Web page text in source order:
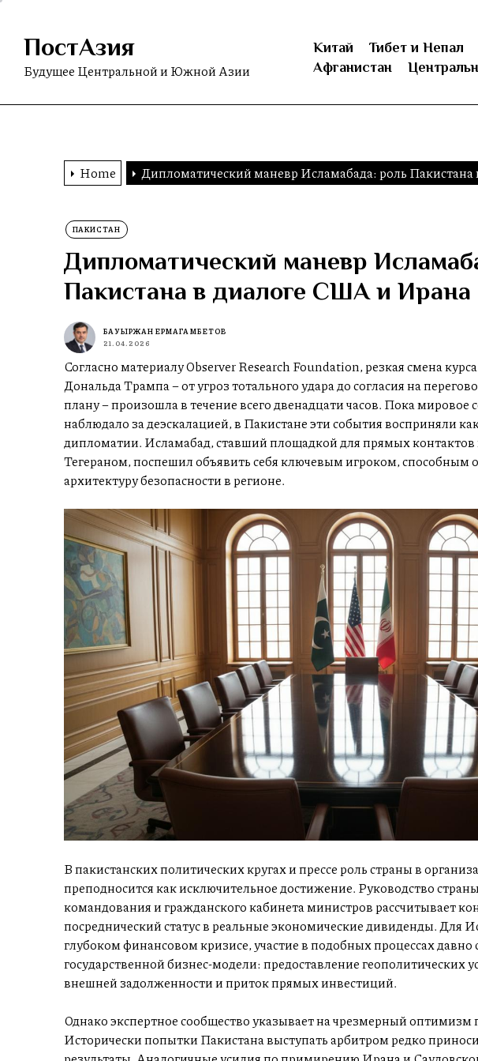
Skip
content
ПостАзия
Будущее Центральной и Южной Азии
Китай Тибет и Непал
Афганистан
Home Дипломатический маневр Исламабада: роль
ПАКИСТАН
Дипломатический маневр
Пакистана в диалоге США и Ирана
БАУЫРЖАН ЕРМАГАМБЕТОВ
21.04.2026
Согласно материалу Observer Research Foundation, резкая смена
Дональда Трампа – от угроз тотального удара до согласия на
плану – произошла в течение всего двенадцати часов. Пока мировое
наблюдало за деэскалацией, в Пакистане эти события восприняли
дипломатии. Исламабад, ставший площадкой для прямых
Тегераном, поспешил объявить себя ключевым игроком, способным
архитектуру безопасности в регионе.
В пакистанских политических кругах и прессе роль страны в
преподносится как исключительное достижение. Руководство
командования и гражданского кабинета министров рассчитывает
посреднический статус в реальные экономические дивиденды. Для
глубоком финансовом кризисе, участие в подобных процессах давно
государственной бизнес-модели: предоставление геополитических
внешней задолженности и приток прямых инвестиций.
Однако экспертное сообщество указывает на чрезмерный
Исторически попытки Пакистана выступать арбитром редко